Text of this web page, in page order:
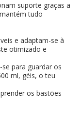
suporte graças a
tudo
e adaptam-se à
otimizado e
para guardar os
ml, géis, o teu
os bastões